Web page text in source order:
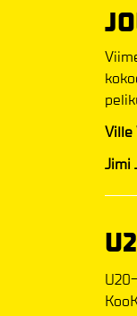
Ville
Jimi